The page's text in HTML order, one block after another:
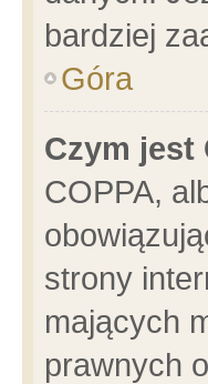
bardziej
Góra
Czym jest
COPPA,
strony
mających
prawnych